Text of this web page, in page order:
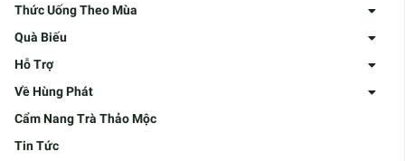
Thức Uống Theo Mùa
Quà Biếu
Hỗ Trợ
Về Hùng Phát
Cẩm Nang Trà Thảo Mộc
Tin Tức